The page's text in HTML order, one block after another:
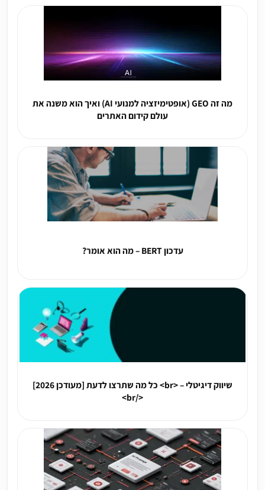
מה זה GEO (אופטימיזציה למנועי AI) ואיך הוא משנה את
עולם קידום האתרים
עדכון BERT – מה הוא אומר?
שיווק דיגיטלי – <br> כל מה שתרצו לדעת [מעודכן 2026]
</br>